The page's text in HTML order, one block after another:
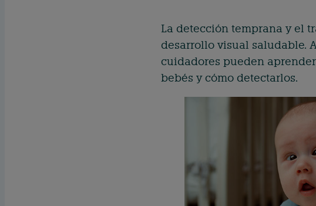
La detección temprana y el
desarrollo visual saludable.
cuidadores pueden
bebés y cómo detectarlos.